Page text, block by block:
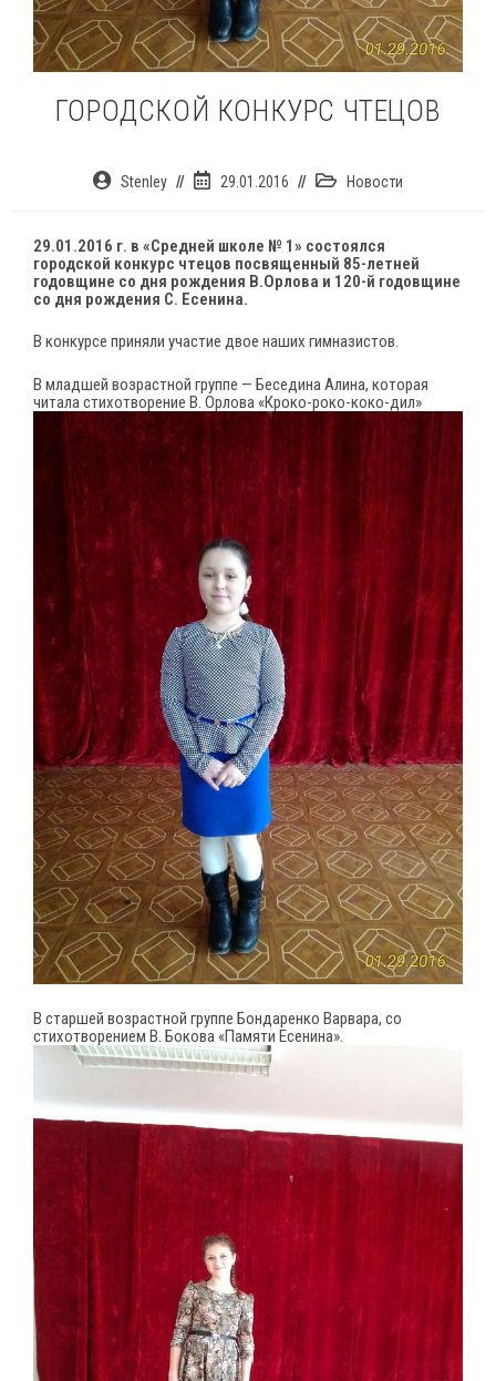
ГОРОДСКОЙ КОНКУРС ЧТЕЦОВ
АвторStenley
Запись29.01.2016
РубрикаНовости
29.01.2016 г. в «Средней школе № 1» состоялся
городской конкурс чтецов посвященный 85-летней
годовщине со дня рождения В.Орлова и 120-й годовщине
со дня рождения С. Есенина.
В конкурсе приняли участие двое наших гимназистов.
В младшей возрастной группе — Беседина Алина, которая
читала стихотворение В. Орлова «Кроко-роко-коко-дил»
В старшей возрастной группе Бондаренко Варвара, со
стихотворением В. Бокова «Памяти Есенина».